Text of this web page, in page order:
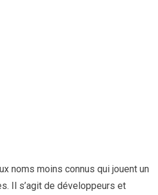
noms moins connus qui jouent un
Il s’agit de développeurs et